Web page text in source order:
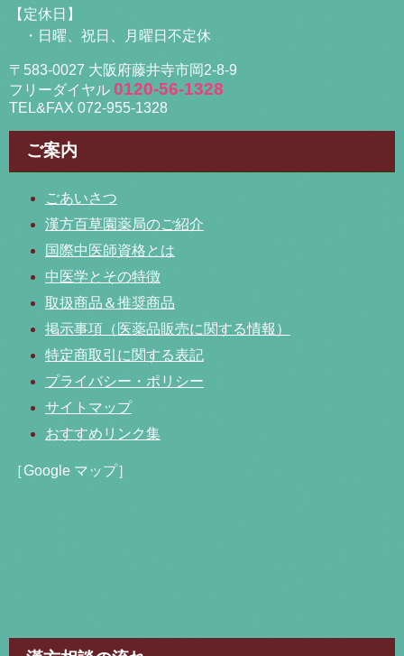
【定休日】
・日曜、祝日、月曜日不定休
〒583-0027 大阪府藤井寺市岡2-8-9
フリーダイヤル 0120-56-1328
TEL&FAX 072-955-1328
ご案内
ごあいさつ
漢方百草園薬局のご紹介
国際中医師資格とは
中医学とその特徴
取扱商品＆推奨商品
掲示事項（医薬品販売に関する情報）
特定商取引に関する表記
プライバシー・ポリシー
サイトマップ
おすすめリンク集
［Google マップ］